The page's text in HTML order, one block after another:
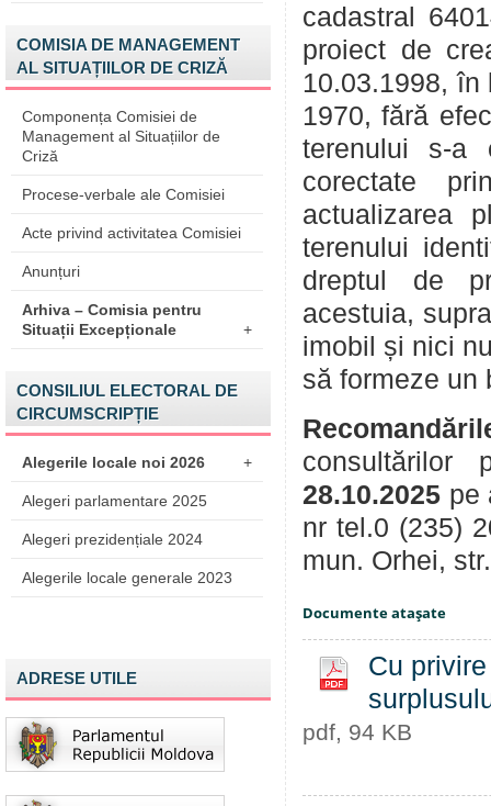
COMISIA DE MANAGEMENT
AL SITUAȚIILOR DE CRIZĂ
Componența Comisiei de
Management al Situațiilor de
Criză
Procese-verbale ale Comisiei
Acte privind activitatea Comisiei
Anunțuri
Arhiva – Comisia pentru
Situații Excepționale
+
CONSILIUL ELECTORAL DE
CIRCUMSCRIPȚIE
Alegerile locale noi 2026 +
Alegeri parlamentare 2025
Alegeri prezidențiale 2024
Alegerile locale generale 2023
ADRESE UTILE
cadastral
proiect de
10.03.1998, în
1970, fără
terenului s-a
corectate
actualizarea
terenului
dreptul de
acestuia,
imobil și nici
să formeze un
28.10.2025 pe
nr tel.0 (235)
mun. Orhei,
Documente ataşate
Cu
pdf, 94 KB